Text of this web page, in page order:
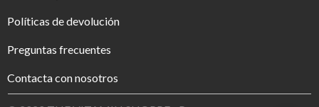
Políticas de devolución
Preguntas frecuentes
Contacta con nosotros